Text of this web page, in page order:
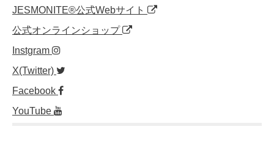
k
JESMONITE®公式Webサイト
公式オンラインショップ
Instgram
X(Twitter)
Facebook
YouTube